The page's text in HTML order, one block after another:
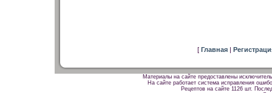
[ Главная |
Материалы на сайте предоставлены
На сайте работает система исправления
Рецептов на сайте 1126 шт.